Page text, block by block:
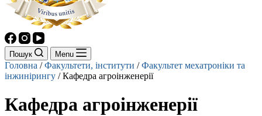
Пошук Menu
Головна /Факультети, інститути /Факультет мехатроніки та
інжинірингу /Кафедра агроінженерії
Кафедра агроінженерії